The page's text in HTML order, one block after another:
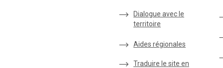
Dialogue avec le
territoire
Aides régionales
Traduire le site en